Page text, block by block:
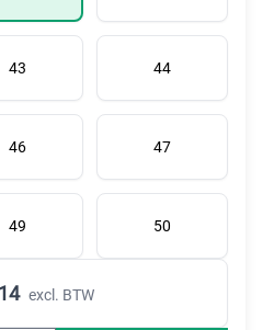
43 44
46 47
49 50
excl. BTW